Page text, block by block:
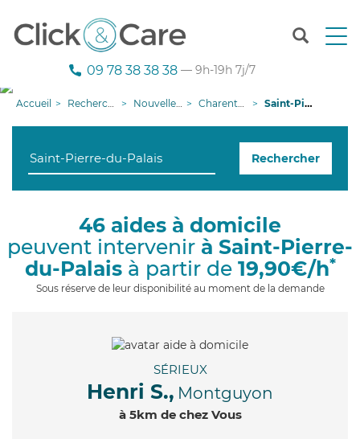
T
n
g
i
o
09 78 38 38 38 — 9h-19h 7j/7
Accueil Recherche aide à domicile Nouvelle-Aquitaine Charente-Maritime Saint-Pierre-du-Palais
Rechercher
46 aides à domicile
peuvent intervenir à Saint-Pierre-
du-Palaisà partir de 19,90€/h*
Sous réserve de leur disponibilité au moment de la demande
SÉRIEUX
Henri S., Montguyon
à 5km de chez Vous